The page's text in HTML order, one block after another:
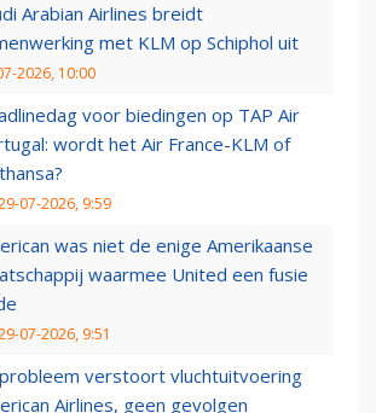
Arabian Airlines breidt
met KLM op Schiphol uit
2026, 10:00
voor biedingen op TAP Air
wordt het Air France-KLM of
07-2026, 9:59
was niet de enige Amerikaanse
waarmee United een fusie
07-2026, 9:51
verstoort vluchtuitvoering
Airlines, geen gevolgen